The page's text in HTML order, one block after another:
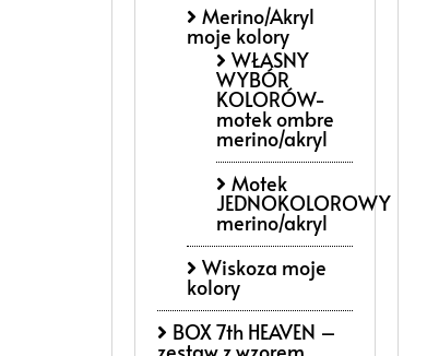
Merino/Akryl
moje kolory
WŁASNY
WYBÓR
KOLORÓW-
motek ombre
merino/akryl
Motek
JEDNOKOLOROWY
merino/akryl
Wiskoza moje
kolory
BOX 7th HEAVEN –